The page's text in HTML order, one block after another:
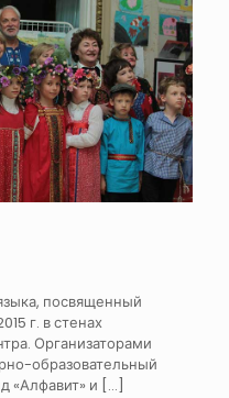
посвященный
г. в стенах
Организаторами
образовательный
«Алфавит» и […]